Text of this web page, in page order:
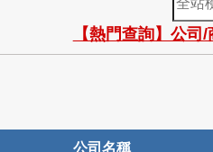
站
檢
索
【熱門查詢】公
公司名稱